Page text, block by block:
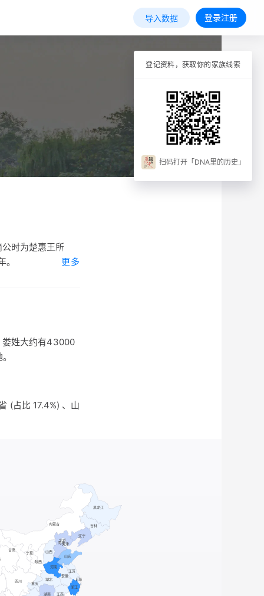
导入数据 登录注册
时为楚惠王所
更多
娄姓大约有43000
(占比 17.4%) 、山
登记资料，获取你的家族线索
扫码打开「DNA里的历史」